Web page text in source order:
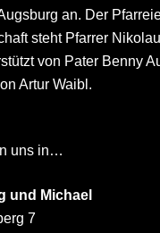
an. Der
steht Pfarrer
von Pater Benny
Artur Waibl.
uns in…
und Michael
7